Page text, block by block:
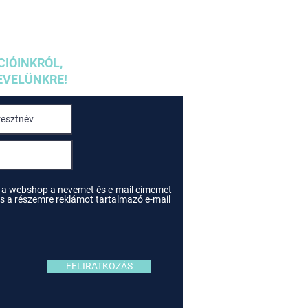
webshop a nevemet és e-mail címemet
a részemre reklámot tartalmazó e-mail
FELIRATKOZÁS